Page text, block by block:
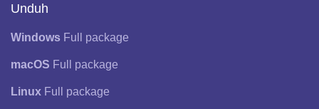
Unduh
Windows Full package
macOS Full package
Linux Full package